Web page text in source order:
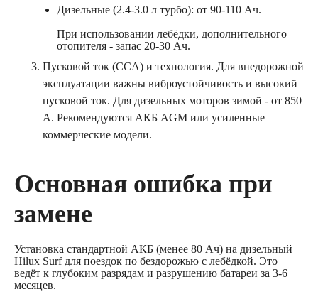
Дизельные (2.4-3.0 л турбо): от 90-110 Ач.
При использовании лебёдки, дополнительного
отопителя - запас 20-30 Ач.
Пусковой ток (CCA) и технология. Для внедорожной
эксплуатации важны виброустойчивость и высокий
пусковой ток. Для дизельных моторов зимой - от 850
А. Рекомендуются АКБ AGM или усиленные
коммерческие модели.
Основная ошибка при
замене
Установка стандартной АКБ (менее 80 Ач) на дизельный
Hilux Surf для поездок по бездорожью с лебёдкой. Это
ведёт к глубоким разрядам и разрушению батареи за 3-6
месяцев.